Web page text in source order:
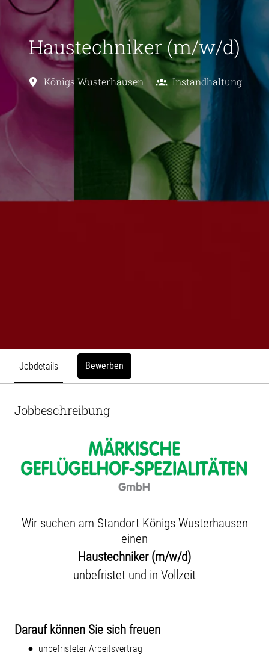
Haustechniker (m/w/d)
Königs Wusterhausen Instandhaltung
Jobdetails Bewerben
Jobbeschreibung
Wir suchen am Standort Königs Wusterhausen
einen
Haustechniker (m/w/d)
unbefristet und in Vollzeit
Darauf können Sie sich freuen
unbefristeter Arbeitsvertrag